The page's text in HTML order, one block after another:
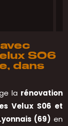
S06
dans
la rénovation
Velux S06 et
(69) en